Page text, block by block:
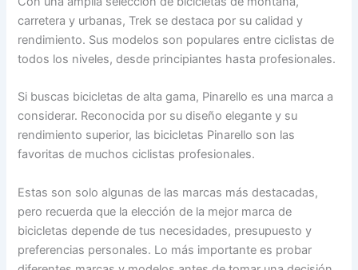
carretera y urbanas, Trek se destaca por su calidad y
rendimiento. Sus modelos son populares entre ciclistas de
todos los niveles, desde principiantes hasta profesionales.
Si buscas bicicletas de alta gama, Pinarello es una marca a
considerar. Reconocida por su diseño elegante y su
rendimiento superior, las bicicletas Pinarello son las
favoritas de muchos ciclistas profesionales.
Estas son solo algunas de las marcas más destacadas,
pero recuerda que la elección de la mejor marca de
bicicletas depende de tus necesidades, presupuesto y
preferencias personales. Lo más importante es probar